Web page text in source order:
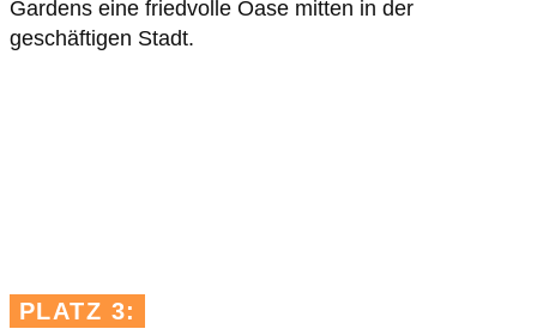
Gardens eine friedvolle Oase mitten in der
geschäftigen Stadt.
PLATZ 3: